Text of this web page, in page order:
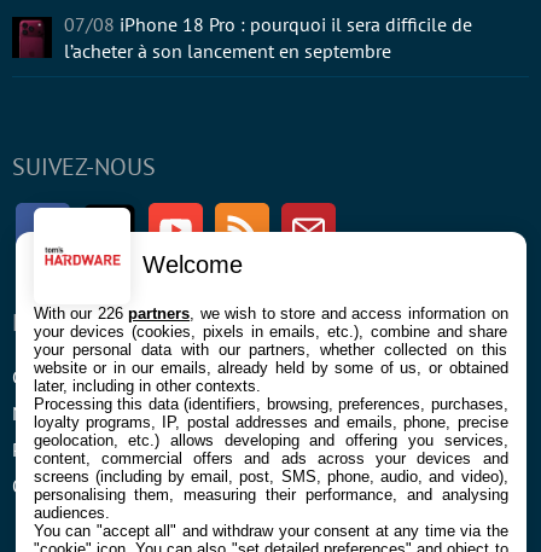
SUIVEZ-NOUS
FacebookTwitter Youtube RSS Newsletter
ENTREPRISE
Confidentialité et Cookies
Mentions légales et CGU
Préférences Cookies
Qui sommes nous
À PROPOS
Contact
07/08 iPhone 18 Pro : pourquoi il sera difficile de
l’acheter à son lancement en septembre
Welcome
With our 226partners , we wish to store and access information on
your devices (cookies, pixels in emails, etc.), combine and share
your personal data with our partners, whether collected on this
website or in our emails, already held by some of us, or obtained
later, including in other contexts.
Processing this data (identifiers, browsing, preferences, purchases,
loyalty programs, IP, postal addresses and emails, phone, precise
geolocation, etc.) allows developing and offering you services,
content, commercial offers and ads across your devices and
screens (including by email, post, SMS, phone, audio, and video),
personalising them, measuring their performance, and analysing
audiences.
You can "accept all" and withdraw your consent at any time via the
"cookie" icon. You can also "set detailed preferences" and object to